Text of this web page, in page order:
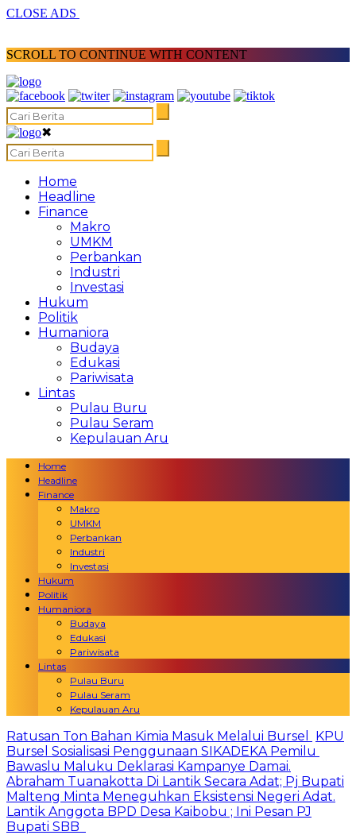
CLOSE ADS
SCROLL TO CONTINUE WITH CONTENT
✖
Home
Headline
Finance
Makro
UMKM
Perbankan
Industri
Investasi
Hukum
Politik
Humaniora
Budaya
Edukasi
Pariwisata
Lintas
Pulau Buru
Pulau Seram
Kepulauan Aru
Home
Headline
Finance
Makro
UMKM
Perbankan
Industri
Investasi
Hukum
Politik
Humaniora
Budaya
Edukasi
Pariwisata
Lintas
Pulau Buru
Pulau Seram
Kepulauan Aru
Ratusan Ton Bahan Kimia Masuk Melalui Bursel
KPU
Bursel Sosialisasi Penggunaan SIKADEKA Pemilu
Bawaslu Maluku Deklarasi Kampanye Damai.
Abraham Tuanakotta Di Lantik Secara Adat; Pj Bupati
Malteng Minta Meneguhkan Eksistensi Negeri Adat.
Lantik Anggota BPD Desa Kaibobu ; Ini Pesan PJ
Bupati SBB